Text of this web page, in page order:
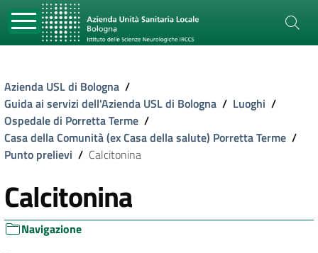
Azienda USL di Bologna /
Guida ai servizi dell'Azienda USL di Bologna / Luoghi /
Ospedale di Porretta Terme /
Casa della Comunità (ex Casa della salute) Porretta Terme /
Punto prelievi / Calcitonina
Calcitonina
Navigazione